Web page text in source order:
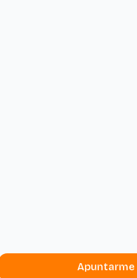
Apuntarme